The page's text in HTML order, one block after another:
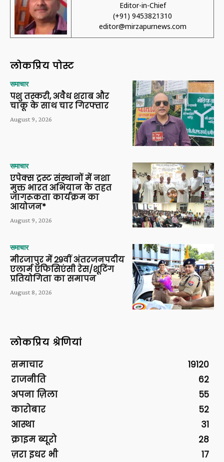
Editor-in-Chief
(+91) 9453821310
editor@mirzapurnews.com
लोकप्रिय पोस्ट
समाचार
पशु तस्करी, अवैध शराब और
चाकू के साथ चार गिरफ्तार
August 9, 2026
समाचार
एपेक्स ट्रस्ट संस्थानों में नशा
मुक्त भारत अभियान के तहत
जागरूकता कार्यक्रम का
आयोजन*
August 9, 2026
समाचार
मीरजापुर में 29वीं अंतरजनपदीय
एलार्म एफिसिएंसी रेस/शूटिंग
प्रतियोगिता का समापन
August 8, 2026
लोकप्रिय श्रेणियां
समाचार
19120
राजनीति
62
अपना ज़िला
55
कारोबार
52
आस्था
31
क्राइम ब्यूरो
28
ज़रा इधर भी
17